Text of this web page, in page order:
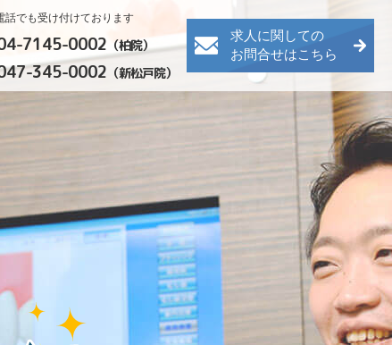
話でも受け付けております
7145-0002 （柏院）
345-0002 （新松戸院）
求人に関しての
お問合せはこちら